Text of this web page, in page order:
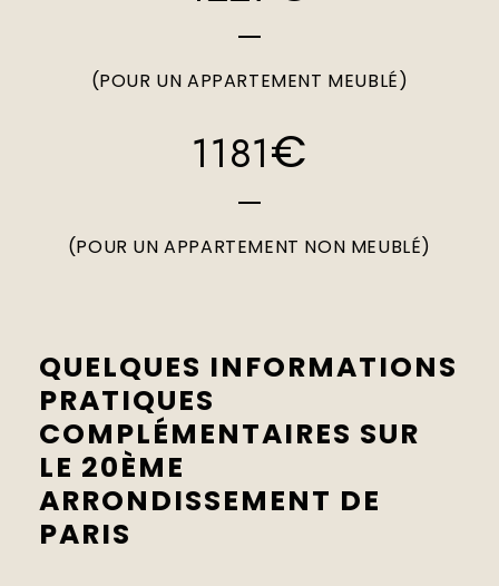
(POUR UN APPARTEMENT MEUBLÉ)
1181€
(POUR UN APPARTEMENT NON MEUBLÉ)
QUELQUES INFORMATIONS
PRATIQUES
COMPLÉMENTAIRES SUR
LE 20ÈME
ARRONDISSEMENT DE
PARIS